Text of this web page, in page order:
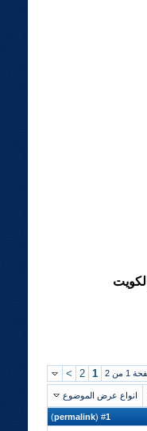
1 من 2 1
2
>
انواع عرض الموضوع
1
(
permalink
)